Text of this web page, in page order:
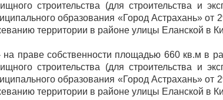
строительства (для строительства и
образования «Город Астрахань»
территории в районе улицы Еланской в
на праве собственности площадью 660 кв.м в
строительства (для строительства и
образования «Город Астрахань»
территории в районе улицы Еланской в